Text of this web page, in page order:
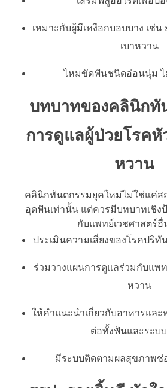
เหมาะกับผู้มีเหงือกบอบบาง เช่
เบาหวาน
ไหมขัดฟันชนิดอ่อนนุ่ม ไ
บทบาทของคลินิกทั
การดูแลผู้ป่วยโรคหั
หวาน
คลินิกทันตกรรมยุคใหม่ไม่ใช่แค่
อุดฟันเท่านั้น แต่ควรมีบทบาทเชิง
กับแพทย์เวชศาสตร์อื่
ประเมินความเสี่ยงของโรคปริทั
ร่วมวางแผนการดูแลร่วมกับแพ
หวาน
ให้คำแนะนำเกี่ยวกับอาหารแล
ต่อทั้งฟันและระบ
มีระบบติดตามผลสุขภาพช่